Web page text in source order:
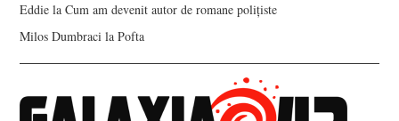
Eddie laCum am devenit autor de romane polițiste
Milos Dumbraci laPofta